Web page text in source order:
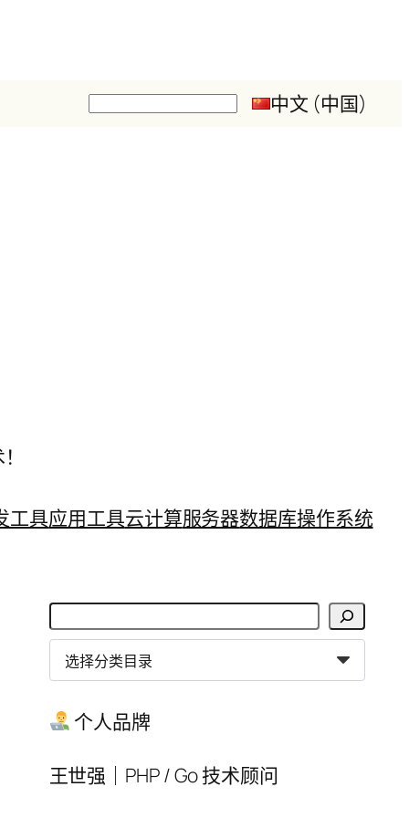
搜
中文 (中国)
工具应用工具云计算服务器数据库操作系统
搜
索
分
类
录 个人品牌
王世强｜PHP / Go 技术顾问